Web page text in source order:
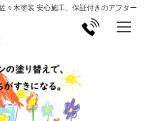
々木塗装 安心施工、保証付きのアフター